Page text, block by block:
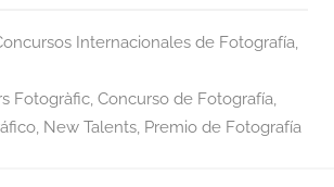
Internacionales de Fotografía,
Fotogràfic, Concurso de Fotografía,
, New Talents, Premio de Fotografía